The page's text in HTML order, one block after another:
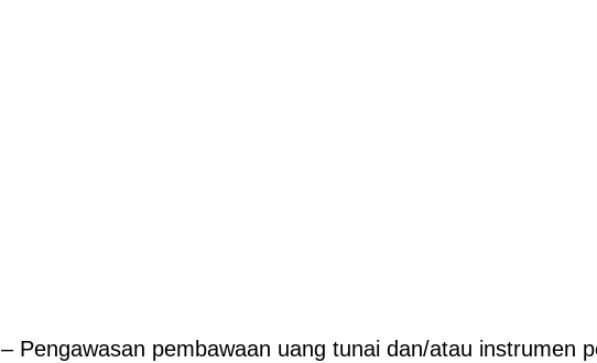
– Pengawasan pembawaan uang tunai dan/atau instrumen